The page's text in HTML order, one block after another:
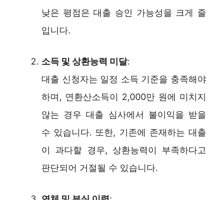
낮은 평점은 대출 승인 가능성을 크게 줄
입니다.
소득 및 상환능력 미달:
대출 신청자는 일정 소득 기준을 충족해야
하며, 연환산소득이 2,000만 원에 미치지
않는 경우 대출 심사에서 불이익을 받을
수 있습니다. 또한, 기존에 존재하는 대출
이 과다할 경우, 상환능력이 부족하다고
판단되어 거절될 수 있습니다.